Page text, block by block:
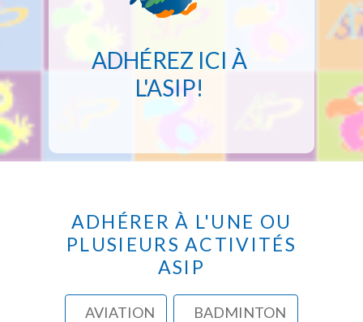
ADHÉREZ ICI À
L'ASIP!
ADHÉRER À L'UNE OU
PLUSIEURS ACTIVITÉS
ASIP
AVIATION BADMINTON